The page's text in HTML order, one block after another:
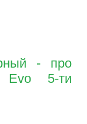
- про
Evo 5-ти